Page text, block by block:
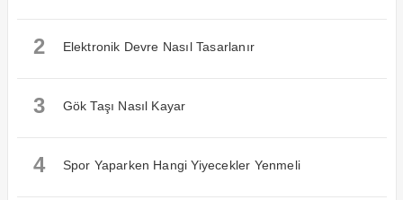
2 Elektronik Devre Nasıl Tasarlanır
3 Gök Taşı Nasıl Kayar
4 Spor Yaparken Hangi Yiyecekler Yenmeli